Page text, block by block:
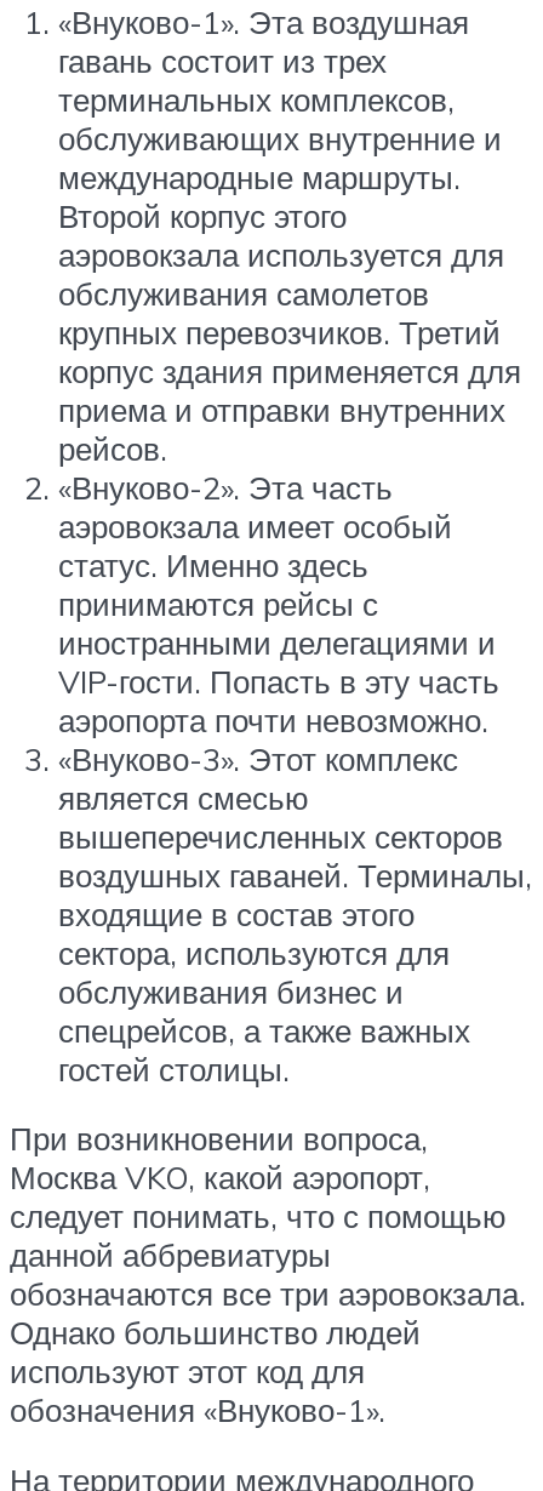
«Внуково-1». Эта воздушная
гавань состоит из трех
терминальных комплексов,
обслуживающих внутренние и
международные маршруты.
Второй корпус этого
аэровокзала используется для
обслуживания самолетов
крупных перевозчиков. Третий
корпус здания применяется для
приема и отправки внутренних
рейсов.
«Внуково-2». Эта часть
аэровокзала имеет особый
статус. Именно здесь
принимаются рейсы с
иностранными делегациями и
VIP-гости. Попасть в эту часть
аэропорта почти невозможно.
«Внуково-3». Этот комплекс
является смесью
вышеперечисленных секторов
воздушных гаваней. Терминалы,
входящие в состав этого
сектора, используются для
обслуживания бизнес и
спецрейсов, а также важных
гостей столицы.
При возникновении вопроса,
Москва VKO, какой аэропорт,
следует понимать, что с помощью
данной аббревиатуры
обозначаются все три аэровокзала.
Однако большинство людей
используют этот код для
обозначения «Внуково-1».
На территории международного